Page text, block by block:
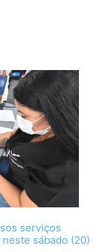
serviços
sábado (20)